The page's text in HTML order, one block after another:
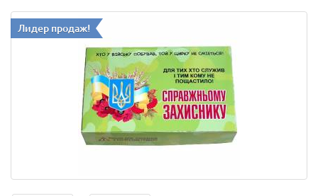
Лидер продаж!